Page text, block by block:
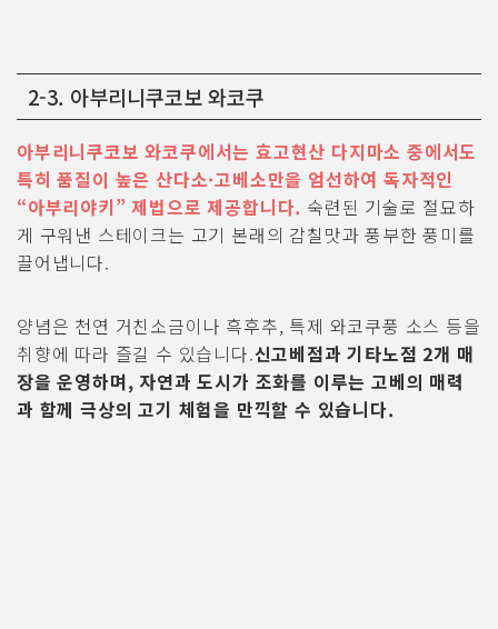
2-3. 아부리니쿠코보 와코쿠
아부리니쿠코보 와코쿠에서는 효고현산 다지마소 중에서도
특히 품질이 높은 산다소·고베소만을 엄선하여 독자적인
“아부리야키” 제법으로 제공합니다. 숙련된 기술로 절묘하
게 구워낸 스테이크는 고기 본래의 감칠맛과 풍부한 풍미를
끌어냅니다.
양념은 천연 거친소금이나 흑후추, 특제 와코쿠풍 소스 등을
취향에 따라 즐길 수 있습니다.신고베점과 기타노점 2개 매
장을 운영하며, 자연과 도시가 조화를 이루는 고베의 매력
과 함께 극상의 고기 체험을 만끽할 수 있습니다.